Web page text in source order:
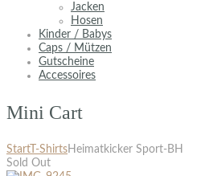
Jacken
Hosen
Kinder / Babys
Caps / Mützen
Gutscheine
Accessoires
Mini Cart
StartT-ShirtsHeimatkicker Sport-BH
Sold Out